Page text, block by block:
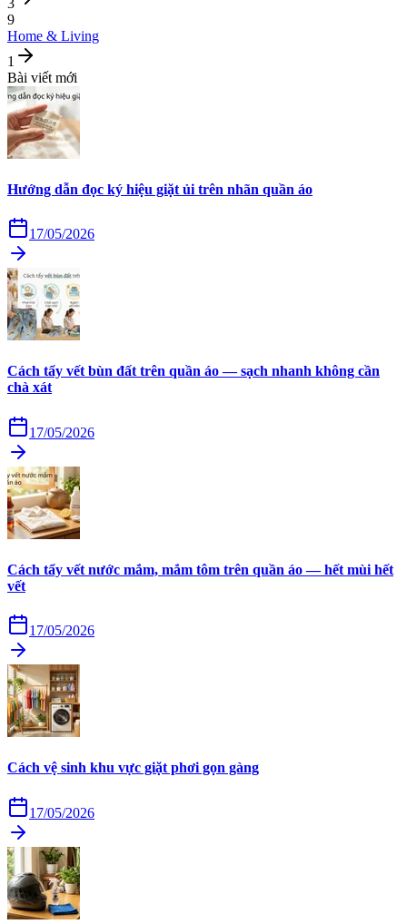
9
Home & Living
1
Bài viết mới
Hướng dẫn đọc ký hiệu giặt ủi trên nhãn quần áo
17/05/2026
Cách tẩy vết bùn đất trên quần áo — sạch nhanh không cần
chà xát
17/05/2026
Cách tẩy vết nước mắm, mắm tôm trên quần áo — hết mùi hết
vết
17/05/2026
Cách vệ sinh khu vực giặt phơi gọn gàng
17/05/2026